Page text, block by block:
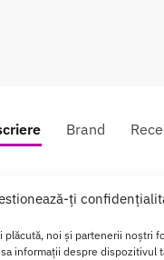
ți
plăcută, noi și partenerii noștri
informații despre dispozitivul
Brand
pentru
pentru igiena si
un material durabil